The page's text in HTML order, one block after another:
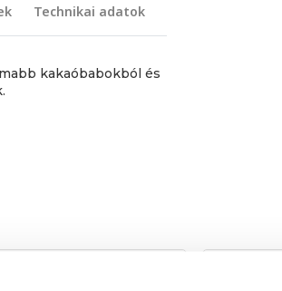
Technikai adatok
kakaóbabokból és